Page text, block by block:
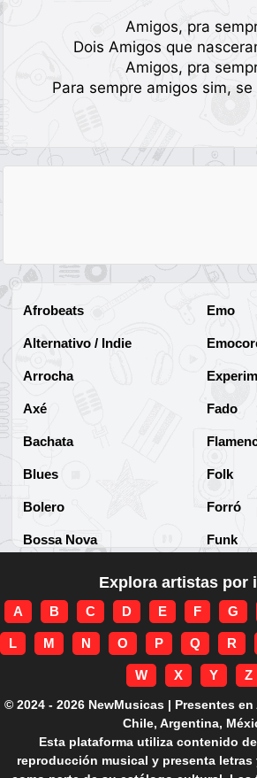
Amigos, pra
Dois Amigos que
Amigos, pra
Para sempre amigos sim,
Afrobeats
Alternativo / Indie
Arrocha
Axé
Bachata
Blues
Bolero
Bossa Nova
Brega-funk
Cha-Cha
Corridos
Country
Cuarteto
Emo
Fado
Folk
Forró
Funk
Funk
Gótico
Grunge
Hard
Explora artistas por
A B C D E F G
L M N O P Q R
W X Y Z
© 2024 - 2026 NewMusicas | Presentes
Chile, Argentina,
Esta plataforma utiliza contenido
reproducción musical y presenta